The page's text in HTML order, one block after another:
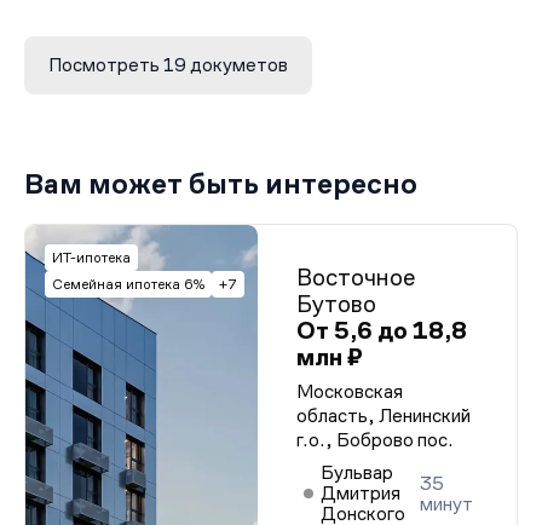
Проектная декларация от 06.10.2023 (корп. 10, 10.1)
Разрешение на строительство, корп. 3 и 4
Проектная декларация корп. 3
Разрешение на строительство корп. 5, 5.1 и 6
Договор аренды земельного участка ЖК Пехра
Заключение экспертизы
Посмотреть 19 докуметов
Вам может быть интересно
ИТ-ипотека
Семейная ипотека 6%
+7
Восточное
Бутово
От 5,6 до 18,8
млн ₽
Московская
область, Ленинский
г.о., Боброво пос.
Бульвар
Дмитрия
Донского
35
минут